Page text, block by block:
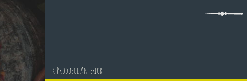
< Produsul Anterior